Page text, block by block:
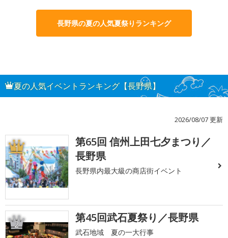
長野県の夏の人気夏祭りランキング
夏の人気イベントランキング【長野県】
2026/08/07 更新
1
第65回 信州上田七夕まつり／
長野県
長野県内最大級の商店街イベント
2 第45回武石夏祭り／長野県
武石地域 夏の一大行事